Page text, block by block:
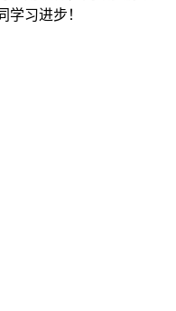
学习进步！